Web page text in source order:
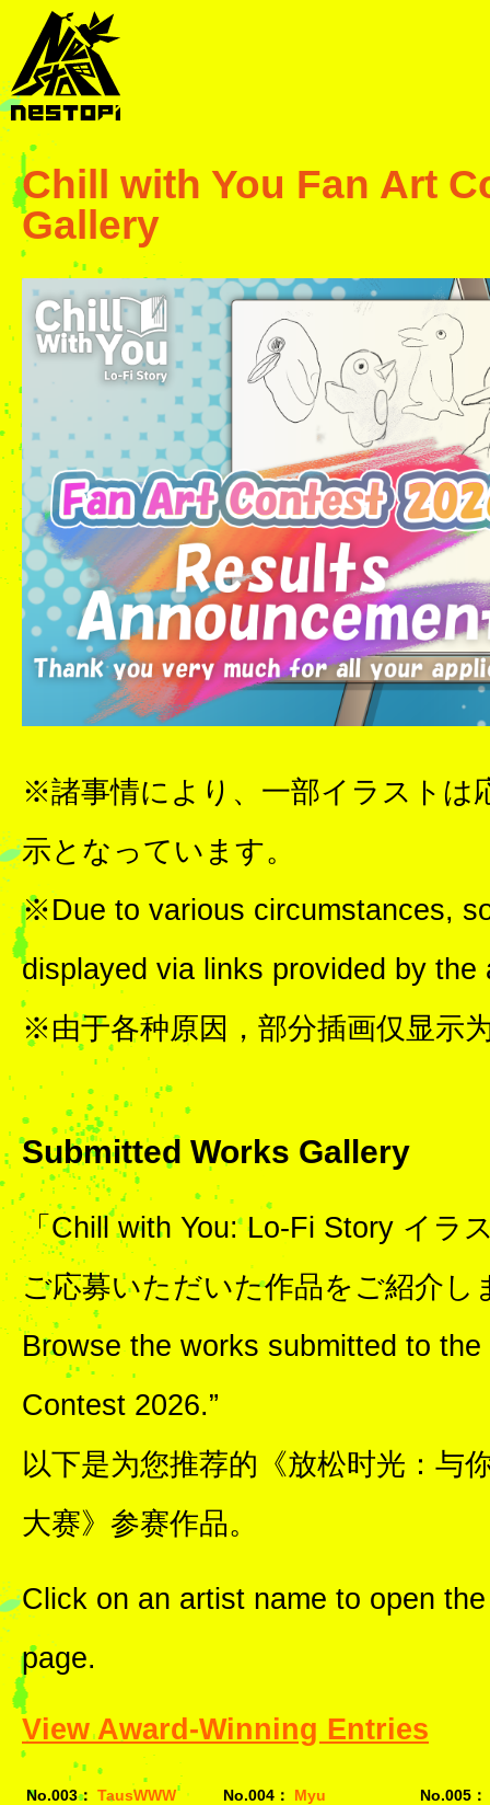
Chill with You Fan Art
Gallery
※諸事情により、一部イラストは
示となっています。
※Due to various circumstances,
displayed via links provided by
※由于各种原因，部分插画仅显示
Submitted Works Gallery
「Chill with You: Lo-Fi Story イラ
ご応募いただいた作品をご紹介し
Browse the works submitted to the
Contest 2026.”
以下是为您推荐的《放松时光：与
大赛》参赛作品。
Click on an artist name to open
page.
View Award-Winning Entries
No.003： TausWWW No.004： Myu No.005：